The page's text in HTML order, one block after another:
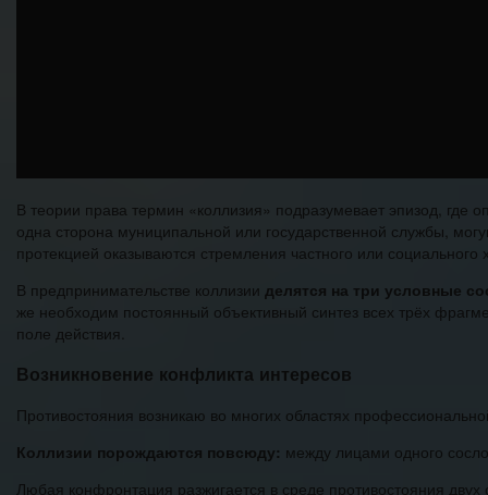
В теории права термин «коллизия» подразумевает эпизод,
одна сторона муниципальной или государственной службы,
протекцией оказываются стремления частного или социального
В предпринимательстве коллизии делятся на три условные
же необходим постоянный объективный синтез всех трёх
поле действия.
Возникновение конфликта интересов
Противостояния возникаю во многих областях
Коллизии порождаются повсюду: между лицами одного
Любая конфронтация разжигается в среде противостояния